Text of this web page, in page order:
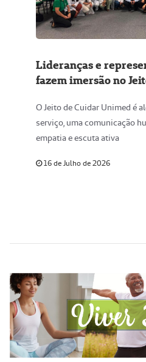
Lideranças e
fazem imersão no
O Jeito de Cuidar Unimed é
serviço, uma comunicação
empatia e escuta ativa
16 de Julho de 2026